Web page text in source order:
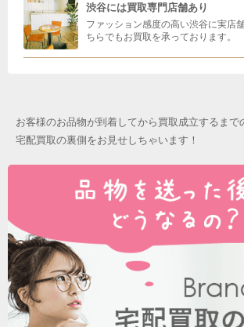
渋谷には買取専門店舗あり
ファッション感度の高い渋谷に実店
ちらでもお買取を承っております。
お客様のお品物が到着してから買取成立するまで
宅配買取の裏側をお見せしちゃいます！